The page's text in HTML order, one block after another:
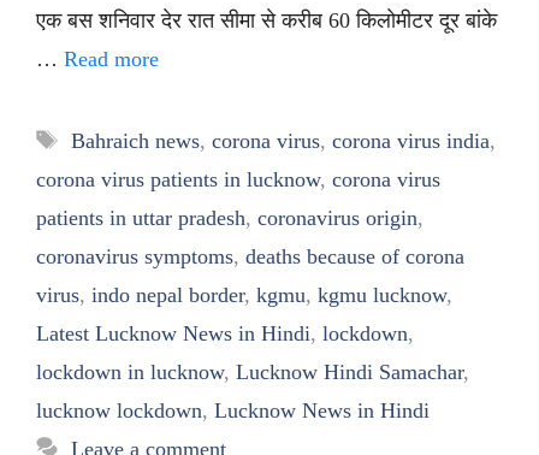
एक बस शनिवार देर रात सीमा से करीब 60 किलोमीटर दूर बांके
… Read more
Tags
Bahraich news, corona virus, corona virus india,
corona virus patients in lucknow, corona virus
patients in uttar pradesh, coronavirus origin,
coronavirus symptoms, deaths because of corona
virus, indo nepal border, kgmu, kgmu lucknow,
Latest Lucknow News in Hindi, lockdown,
lockdown in lucknow, Lucknow Hindi Samachar,
lucknow lockdown, Lucknow News in Hindi
Leave a comment